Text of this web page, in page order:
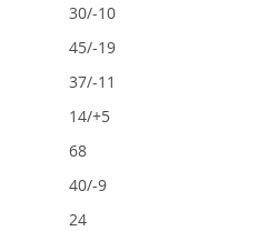
Ajouter au panier
Ajouter au panier
rupture
de
30/-10
45/-19
37/-11
14/+5
68
40/-9
24